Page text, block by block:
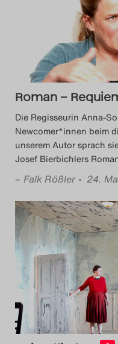
Das
Das
Das
Das
Das
Das
Roman –
Die Regisseurin Anna-
Newcomer*innen beim
unserem Autor sprach
Josef Bierbichlers
– Falk Rößler • 24.